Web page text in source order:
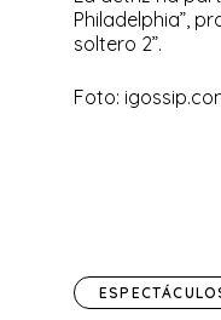
Philadelphia”,
soltero 2”.
Foto: